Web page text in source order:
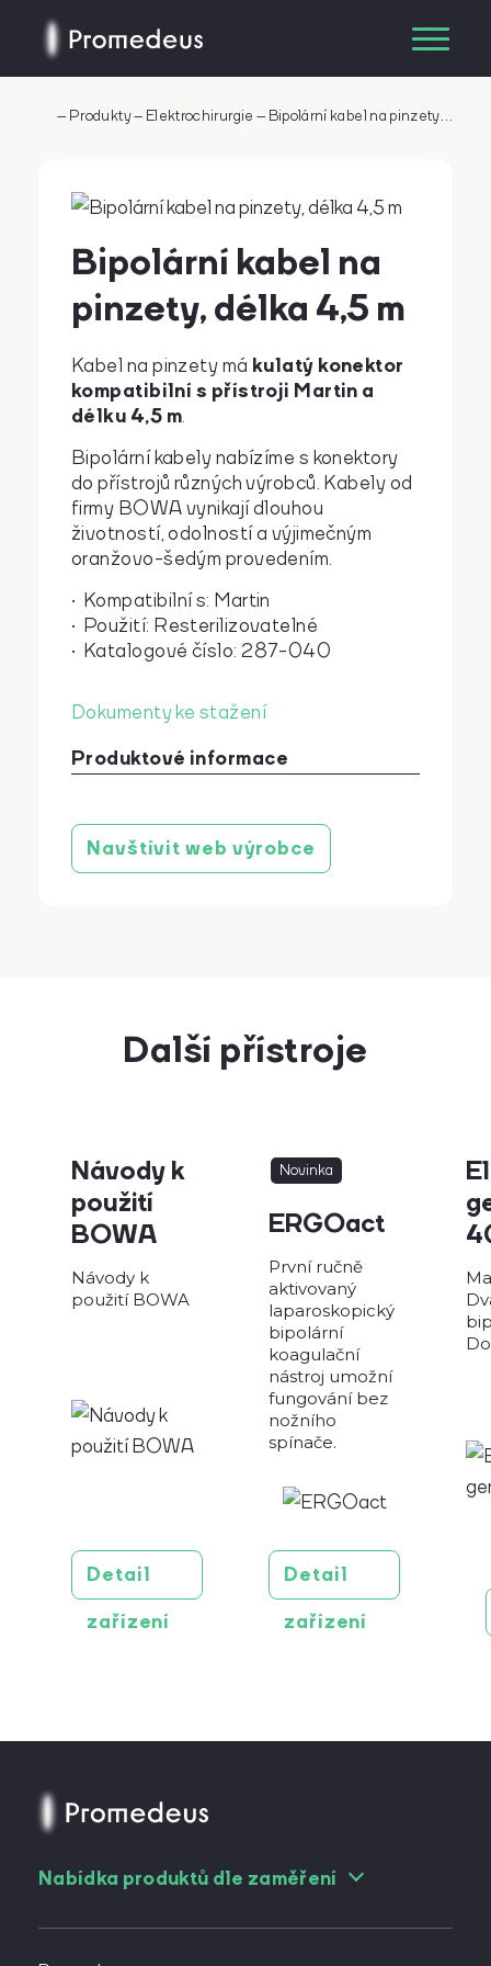
– Produkty– Elektrochirurgie – Bipolární kabel na pinzety, délka 4,5 m
Bipolární kabel na
pinzety, délka 4,5 m
Kabel na pinzety má kulatý konektor
kompatibilní s přístroji Martin a
délku 4,5 m.
Bipolární kabely nabízíme s konektory
do přístrojů různých výrobců. Kabely od
firmy BOWA vynikají dlouhou
životností, odolností a výjimečným
oranžovo-šedým provedením.
Kompatibilní s: Martin
Použití: Resterilizovatelné
Katalogové číslo: 287-040
Dokumenty ke stažení
Produktové informace
Navštívit web výrobce
Další přístroje
Návody k
použití
BOWA
Návody k
použití BOWA
Detail
zařízení
Novinka
ERGOact
První ručně
aktivovaný
laparoskopický
bipolární
koagulační
nástroj umožní
fungování bez
nožního
spínače.
Detail
zařízení
Nabídka produktů dle zaměření
Pro angiology